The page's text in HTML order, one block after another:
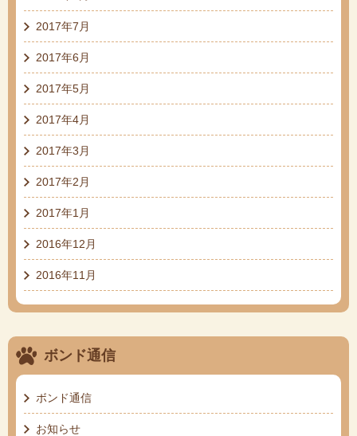
2017年7月
2017年6月
2017年5月
2017年4月
2017年3月
2017年2月
2017年1月
2016年12月
2016年11月
ボンド通信
ボンド通信
お知らせ